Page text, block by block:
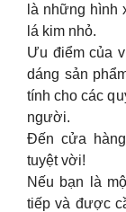
là những hình
lá kim nhỏ.
Ưu điểm của
dáng sản
tính cho các
người.
Đến cửa
tuyệt vời!
Nếu bạn là
tiếp và được